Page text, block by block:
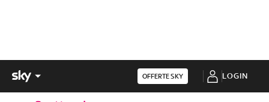
OFFERTE SKY LOGIN